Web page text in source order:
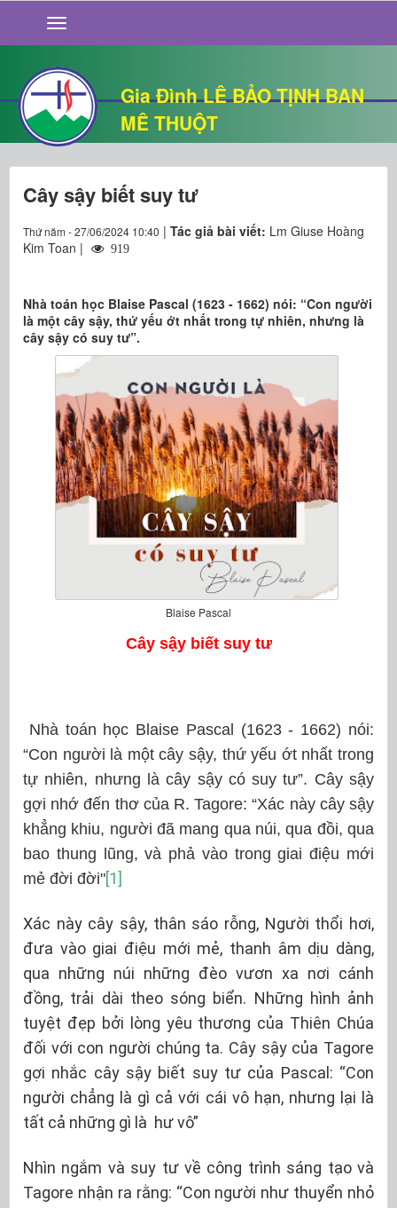
Gia Đình LÊ BẢO TỊNH BAN
MÊ THUỘT
GIỚI THIỆU
TIN TỨC
SỐNG ĐẠO
CHUYỆN NHÀ
QUÁN VĂN
THƯ GIÃN
Cây sậy biết suy tư
Thứ năm - 27/06/2024 10:40 | Tác giả bài viết: Lm Giuse Hoàng
Kim Toan |
919
Nhà toán học Blaise Pascal (1623 - 1662) nói: “Con người
là một cây sậy, thứ yếu ớt nhất trong tự nhiên, nhưng là
cây sậy có suy tư”.
Blaise Pascal
Cây sậy biết suy tư
Nhà toán học Blaise Pascal (1623 - 1662) nói:
“Con người là một cây sậy, thứ yếu ớt nhất trong
tự nhiên, nhưng là cây sậy có suy tư”. Cây sậy
gợi nhớ đến thơ của R. Tagore: “Xác này cây sậy
khẳng khiu, người đã mang qua núi, qua đồi, qua
bao thung lũng, và phả vào trong giai điệu mới
mẻ đời đời"[1]
Xác này cây sậy, thân sáo rỗng, Người thổi hơi,
đưa vào giai điệu mới mẻ, thanh âm dịu dàng,
qua những núi những đèo vươn xa nơi cánh
đồng, trải dài theo sóng biển. Những hình ảnh
tuyệt đẹp bởi lòng yêu thương của Thiên Chúa
đối với con người chúng ta. Cây sậy của Tagore
gợi nhắc cây sậy biết suy tư của Pascal: “Con
người chẳng là gì cả với cái vô hạn, nhưng lại là
tất cả những gì là hư vô”
Nhìn ngắm và suy tư về công trình sáng tạo và
Tagore nhận ra rằng: “Con người như thuyển nhỏ